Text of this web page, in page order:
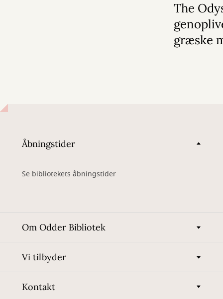
The
græske
Åbningstider
Se bibliotekets åbningstider
Om Odder Bibliotek
Vi tilbyder
Kontakt